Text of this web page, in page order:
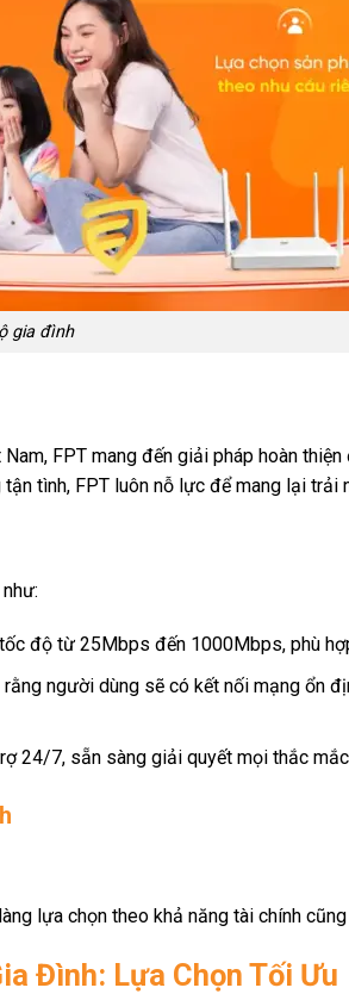
gia đình
FPT mang đến giải pháp hoàn
tình, FPT luôn nỗ lực để mang lại trải
độ từ 25Mbps đến 1000Mbps, phù
người dùng sẽ có kết nối mạng ổn
24/7, sẵn sàng giải quyết mọi thắc
lựa chọn theo khả năng tài chính
Đình: Lựa Chọn Tối Ưu